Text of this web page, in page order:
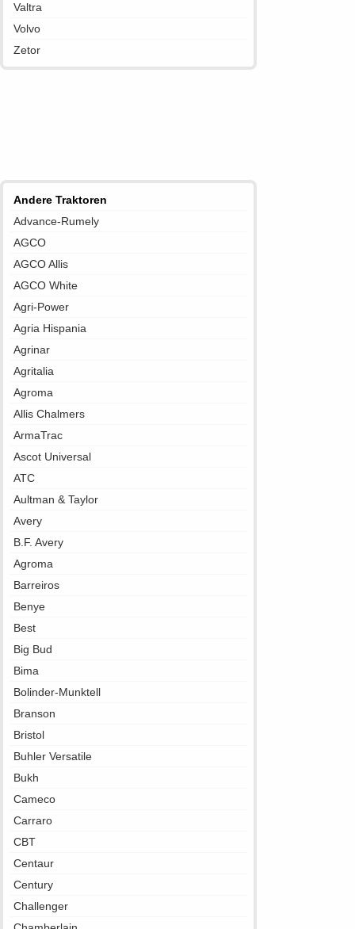
Valtra
Volvo
Zetor
Andere Traktoren
Advance-Rumely
AGCO
AGCO Allis
AGCO White
Agri-Power
Agria Hispania
Agrinar
Agritalia
Agroma
Allis Chalmers
ArmaTrac
Ascot Universal
ATC
Aultman & Taylor
Avery
B.F. Avery
Agroma
Barreiros
Benye
Best
Big Bud
Bima
Bolinder-Munktell
Branson
Bristol
Buhler Versatile
Bukh
Cameco
Carraro
CBT
Centaur
Century
Challenger